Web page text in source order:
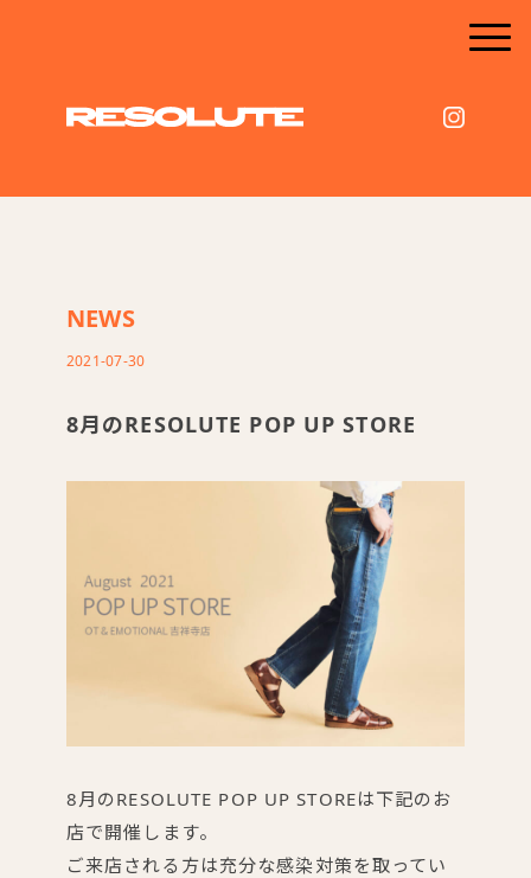
NEWS
2021-07-30
8月のRESOLUTE POP UP STORE
8月のRESOLUTE POP UP STOREは下記のお
店で開催します。
ご来店される方は充分な感染対策を取ってい